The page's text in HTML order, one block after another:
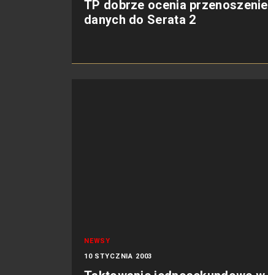
TP dobrze ocenia przenoszenie
danych do Serata 2
NEWSY
10 STYCZNIA 2003